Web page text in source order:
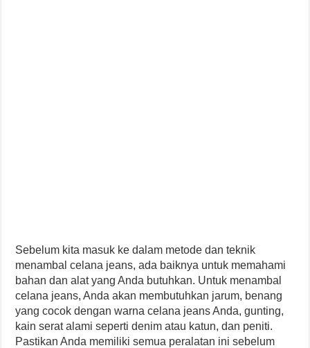
Sebelum kita masuk ke dalam metode dan teknik
menambal celana jeans, ada baiknya untuk memahami
bahan dan alat yang Anda butuhkan. Untuk menambal
celana jeans, Anda akan membutuhkan jarum, benang
yang cocok dengan warna celana jeans Anda, gunting,
kain serat alami seperti denim atau katun, dan peniti.
Pastikan Anda memiliki semua peralatan ini sebelum